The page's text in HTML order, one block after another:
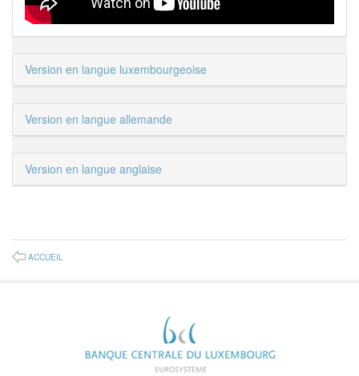
Version en langue luxembourgeoise
Version en langue allemande
Version en langue anglaise
ACCUEIL